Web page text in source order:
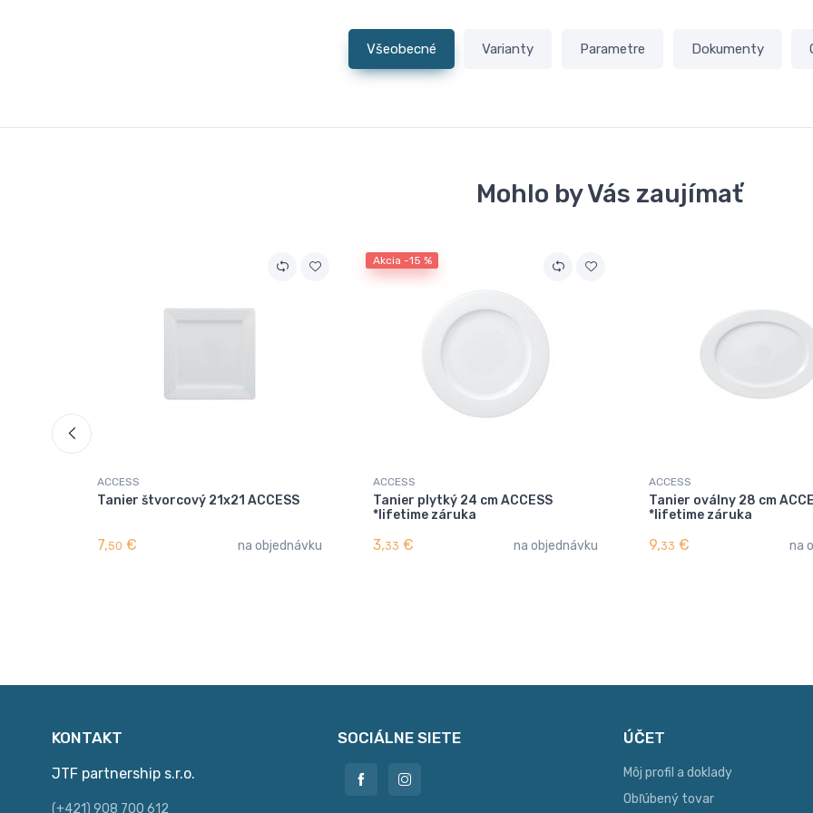
Všeobecné Varianty Parametre Dokumenty
Mohlo by Vás zaujímať
ACCESS
Tanier štvorcový 21x21 ACCESS
7,50 € na objednávku
Akcia -15 %
ACCESS
Tanier plytký 24 cm ACCESS
*lifetime záruka
3,33 € na objednávku
ACCESS
Tanier oválny 28 cm
*lifetime záruka
9,33 € na
KONTAKT
JTF partnership s.r.o.
(+421) 908 700 612
SOCIÁLNE SIETE ÚČET
Môj profil a doklady
Obľúbený tovar